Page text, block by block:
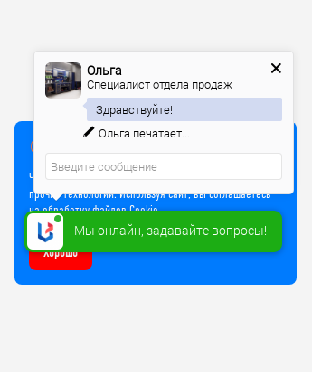
Чтобы улучшить работу сайта, мы используем Cookie и
прочие технологии. Используя сайт, вы соглашаетесь
на обработку файлов Cookie
Хорошо
Мы онлайн, задавайте вопросы!
Ольга
Специалист отдела продаж
Здравствуйте!
Ольга печатает...